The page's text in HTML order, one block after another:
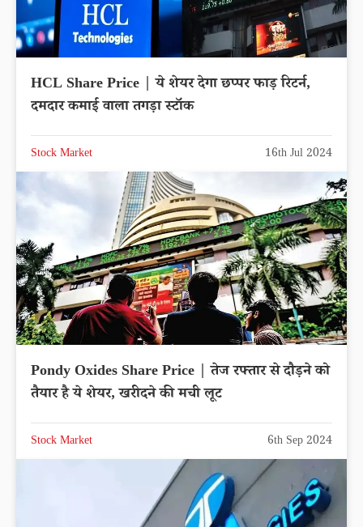
HCL Share Price | ये शेयर देगा छप्पर फाड़ रिटर्न,
दमदार कमाई वाला तगड़ा स्टॉक
Stock Market 16th Jul 2024
Pondy Oxides Share Price | तेज रफ्तार से दौड़ने को
तैयार है ये शेयर, खरीदने की मची लूट
Stock Market 6th Sep 2024